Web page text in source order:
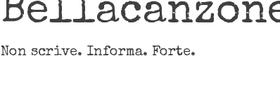
Non scrive. Informa. Forte.